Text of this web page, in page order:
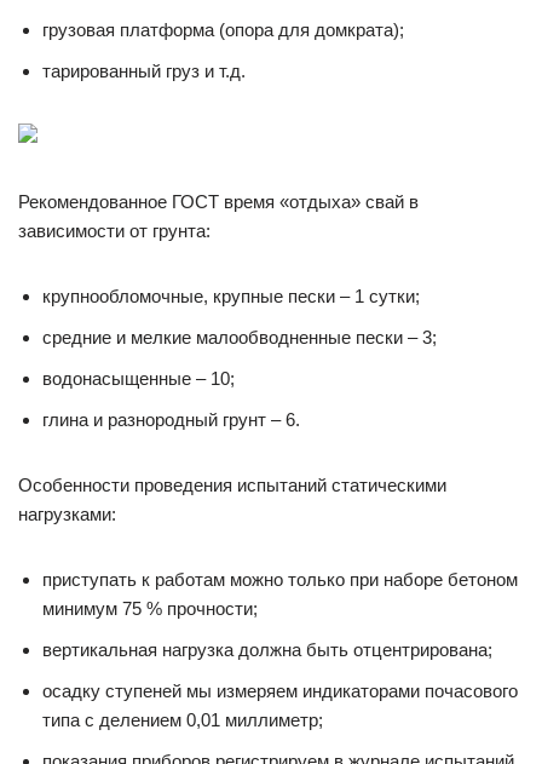
грузовая платформа (опора для домкрата);
тарированный груз и т.д.
Рекомендованное ГОСТ время «отдыха» свай в
зависимости от грунта:
крупнообломочные, крупные пески – 1 сутки;
средние и мелкие малообводненные пески – 3;
водонасыщенные – 10;
глина и разнородный грунт – 6.
Особенности проведения испытаний статическими
нагрузками:
приступать к работам можно только при наборе бетоном
минимум 75 % прочности;
вертикальная нагрузка должна быть отцентрирована;
осадку ступеней мы измеряем индикаторами почасового
типа с делением 0,01 миллиметр;